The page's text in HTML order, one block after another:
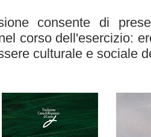
consente di
corso dell'esercizio:
culturale e sociale